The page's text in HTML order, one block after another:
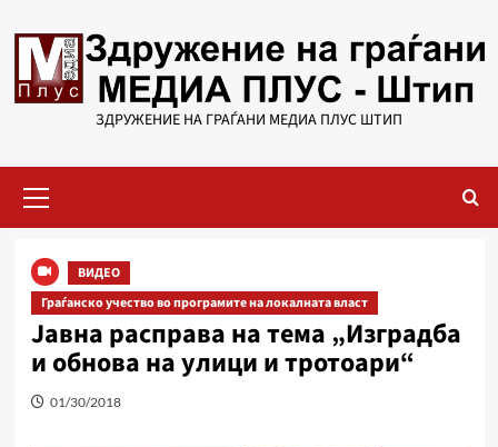
to
content
ЗДРУЖЕНИЕ НА ГРАЃАНИ МЕДИА ПЛУС ШТИП
Menu
ВИДЕО
Граѓанско учество во програмите на локалната власт
Јавна расправа на тема „Изградба
и обнова на улици и тротоари“
01/30/2018